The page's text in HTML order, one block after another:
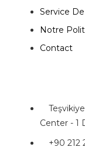
Service
Notre
Contact
Center - 1
+90 212